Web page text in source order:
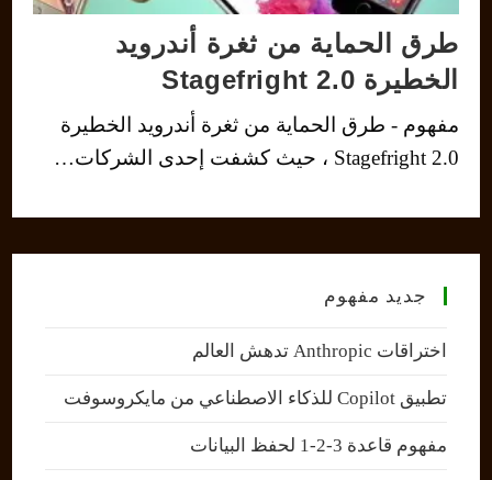
طرق الحماية من ثغرة أندرويد
الخطيرة Stagefright 2.0
مفهوم - طرق الحماية من ثغرة أندرويد الخطيرة
Stagefright 2.0 ، حيث كشفت إحدى الشركات…
جديد مفهوم
اختراقات Anthropic تدهش العالم
تطبيق Copilot للذكاء الاصطناعي من مايكروسوفت
مفهوم قاعدة 3-2-1 لحفظ البيانات